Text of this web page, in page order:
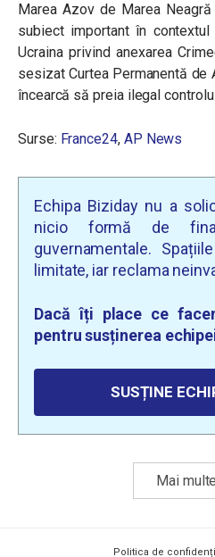
Marea Azov de Marea
subiect important în
Ucraina privind anexarea
sesizat Curtea Permanentă de
încearcă să preia ilegal
Surse: France24, AP News
Echipa Biziday nu a
nicio formă de
guvernamentale.
limitate, iar reclama
Dacă îți place ce
pentru susținerea
SUSȚINE
Mai
Politica de